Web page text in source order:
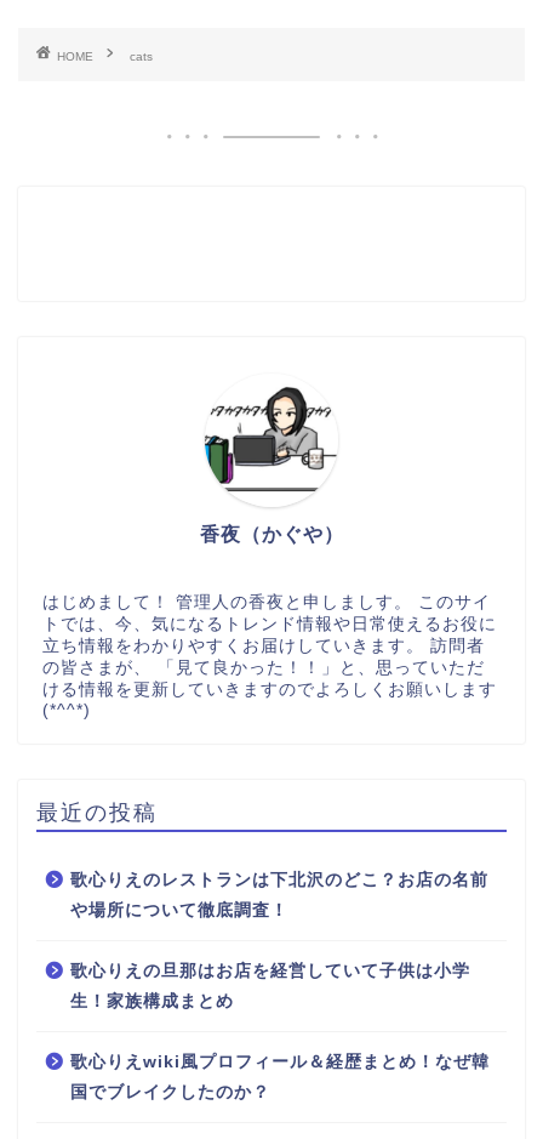
HOME cats
香夜（かぐや）
はじめまして！ 管理人の香夜と申しましす。 このサイ
トでは、今、気になるトレンド情報や日常使えるお役に
立ち情報をわかりやすくお届けしていきます。 訪問者
の皆さまが、 「見て良かった！！」と、思っていただ
ける情報を更新していきますのでよろしくお願いします
(*^^*)
最近の投稿
歌心りえのレストランは下北沢のどこ？お店の名前
や場所について徹底調査！
歌心りえの旦那はお店を経営していて子供は小学
生！家族構成まとめ
歌心りえwiki風プロフィール＆経歴まとめ！なぜ韓
国でブレイクしたのか？